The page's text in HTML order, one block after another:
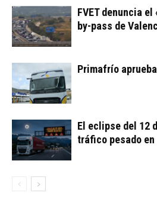
FVET denuncia
by-pass de
Primafrío
El eclipse del 12
tráfico pesado en